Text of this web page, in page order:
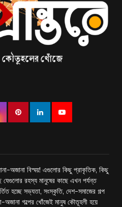
অজানা বিস্ময়! এগুলোর কিছু প্রাকৃতিক, কিছু
রহস্য মানুষের কাছে এখন পর্যন্ত
হচ্ছে সভ্যতা, সংস্কৃতি, দেশ-সমাজের গল্প
গল্পের খোঁজেই মানুষ কৌতূহলী হয়ে